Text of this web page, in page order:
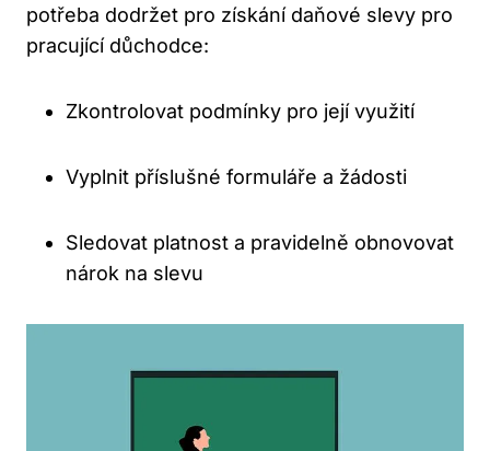
potřeba dodržet⁤ pro ‍získání daňové slevy pro
pracující důchodce:
Zkontrolovat​ podmínky pro ‌její​ využití
Vyplnit příslušné formuláře​ a žádosti
Sledovat platnost a pravidelně obnovovat
nárok⁣ na slevu